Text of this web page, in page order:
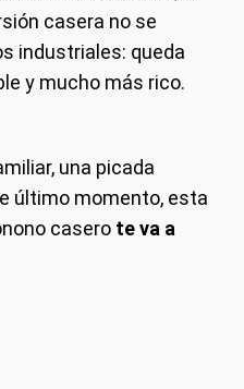
casera no se
industriales: queda
y mucho más rico.
una picada
último momento, esta
casero te va a